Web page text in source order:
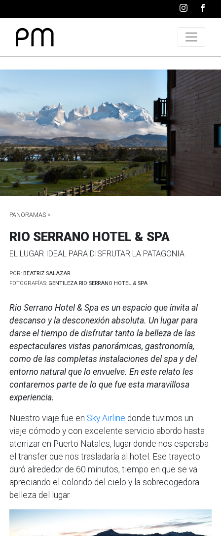
PANORAMAS >
RIO SERRANO HOTEL & SPA
EL LUGAR IDEAL PARA DISFRUTAR LA PATAGONIA
POR: BEATRIZ SALAZAR
FOTOGRAFÍAS: GENTILEZA RIO SERRANO HOTEL & SPA
Rio Serrano Hotel & Spa es un espacio que invita al
descanso y la desconexión absoluta. Un lugar para
darse el tiempo de disfrutar tanto la belleza de las
espectaculares vistas panorámicas, gastronomía,
como de las completas instalaciones del spa y del
entorno natural que lo envuelve. En este relato les
contaremos parte de lo que fue esta maravillosa
experiencia.
Nuestro viaje fue en Sky Airline donde tuvimos un
viaje cómodo y con excelente servicio abordo hasta
aterrizar en Puerto Natales, lugar donde nos esperaba
el transfer que nos trasladaría al hotel. Ese trayecto
duró alrededor de 60 minutos, tiempo en que se va
apreciando el colorido del cielo y la sobrecogedora
belleza del lugar.